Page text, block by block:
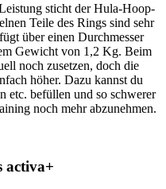
sticht der Hula-Hoop-
Teile des Rings sind sehr
über einen Durchmesser
Gewicht von 1,2 Kg. Beim
noch zusetzen, doch die
höher. Dazu kannst du
etc. befüllen und so schwerer
noch mehr abzunehmen.
activa+